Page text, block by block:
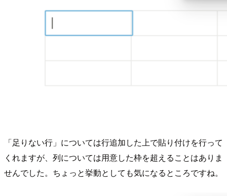
「足りない行」については行追加した上で貼り付けを行って
くれますが、列については用意した枠を超えることはありま
せんでした。ちょっと挙動としても気になるところですね。